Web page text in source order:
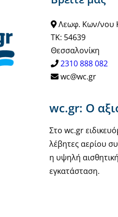
επιλογές
μπορούν
επιλεγούν
του
Λεωφ. Κων/νου
ΤΚ: 54639
Θεσσαλονίκη
2310 888 082
wc@wc.gr
wc.gr: Ο
Στο wc.gr
λέβητες αερίου
η υψηλή
εγκατάσταση.